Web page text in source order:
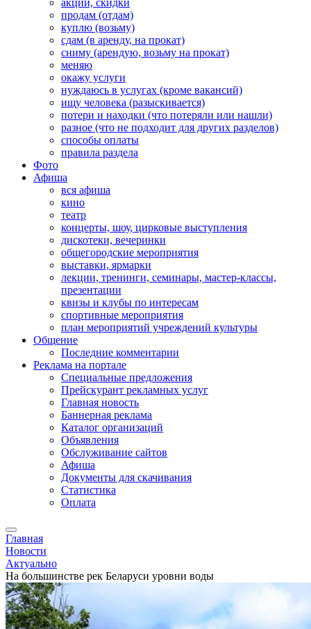
акции, скидки
продам (отдам)
куплю (возьму)
сдам (в аренду, на прокат)
сниму (арендую, возьму на прокат)
меняю
окажу услуги
нуждаюсь в услугах (кроме вакансий)
ищу человека (разыскивается)
потери и находки (что потеряли или нашли)
разное (что не подходит для других разделов)
способы оплаты
правила раздела
Фото
Афиша
вся афиша
кино
театр
концерты, шоу, цирковые выступления
дискотеки, вечеринки
общегородские мероприятия
выставки, ярмарки
лекции, тренинги, семинары, мастер-классы,
презентации
квизы и клубы по интересам
спортивные мероприятия
план мероприятий учреждений культуры
Общение
Последние комментарии
Реклама на портале
Специальные предложения
Прейскурант рекламных услуг
Главная новость
Баннерная реклама
Каталог организаций
Объявления
Обслуживание сайтов
Афиша
Документы для скачивания
Статистика
Оплата
Главная
Новости
Актуально
На большинстве рек Беларуси уровни воды